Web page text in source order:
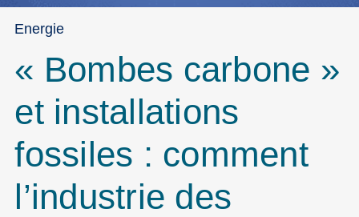
Energie
« Bombes carbone »
et installations
fossiles : comment
l’industrie des